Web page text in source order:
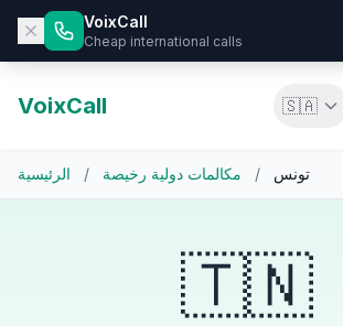
VoixCall
Cheap international calls
VoixCall 🇸🇦
الرئيسية / مكالمات دولية رخيصة / تونس
🇹🇳